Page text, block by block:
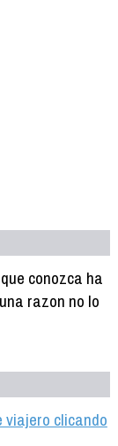
conozca ha
razon no lo
viajero clicando